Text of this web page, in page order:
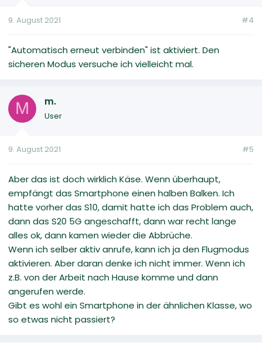
9. August 2021 #4
"Automatisch erneut verbinden" ist aktiviert. Den
sicheren Modus versuche ich vielleicht mal.
M m.
User
9. August 2021 #5
Aber das ist doch wirklich Käse. Wenn überhaupt,
empfängt das Smartphone einen halben Balken. Ich
hatte vorher das S10, damit hatte ich das Problem auch,
dann das S20 5G angeschafft, dann war recht lange
alles ok, dann kamen wieder die Abbrüche.
Wenn ich selber aktiv anrufe, kann ich ja den Flugmodus
aktivieren. Aber daran denke ich nicht immer. Wenn ich
z.B. von der Arbeit nach Hause komme und dann
angerufen werde.
Gibt es wohl ein Smartphone in der ähnlichen Klasse, wo
so etwas nicht passiert?